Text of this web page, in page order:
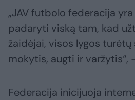
„JAV futbolo federacija
padaryti viską tam, kad
žaidėjai, visos lygos turėtų
mokytis, augti ir varžytis“,
Federacija inicijuoja